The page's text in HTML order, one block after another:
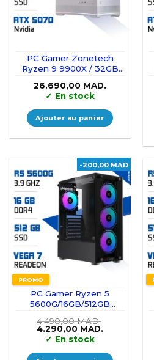
PC Gamer Zonetech
Ryzen 9 9900X / 32GB
5070
26.690,00 MAD.
✓ En stock
Ajouter au panier
-200,00 MAD
PROMO
PC Gamer Ryzen 5
5600G/16GB/512GB
4.490,00MAD.
Le
prix
initial
était :
4.290,00 MAD.
est :
✓ En stock